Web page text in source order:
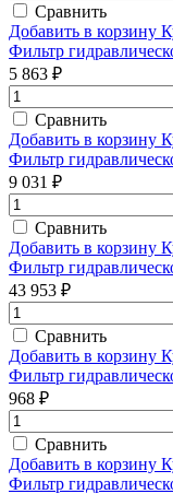
Сравнить
Добавить в корзину
Фильтр
5 863 ₽
Сравнить
Добавить в корзину
Фильтр
9 031 ₽
Сравнить
Добавить в корзину
Фильтр
43 953 ₽
Сравнить
Добавить в корзину
Фильтр
968 ₽
Сравнить
Добавить в корзину
Фильтр